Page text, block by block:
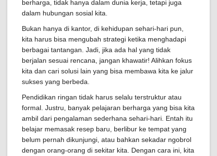
berharga, tidak hanya dalam dunia kerja, tetapi juga
dalam hubungan sosial kita.
Bukan hanya di kantor, di kehidupan sehari-hari pun,
kita harus bisa mengubah strategi ketika menghadapi
berbagai tantangan. Jadi, jika ada hal yang tidak
berjalan sesuai rencana, jangan khawatir! Alihkan fokus
kita dan cari solusi lain yang bisa membawa kita ke jalur
sukses yang berbeda.
Pendidikan ringan tidak harus selalu terstruktur atau
formal. Justru, banyak pelajaran berharga yang bisa kita
ambil dari pengalaman sederhana sehari-hari. Entah itu
belajar memasak resep baru, berlibur ke tempat yang
belum pernah dikunjungi, atau bahkan sekadar ngobrol
dengan orang-orang di sekitar kita. Dengan cara ini, kita